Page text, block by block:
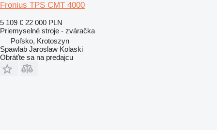
Fronius TPS CMT 4000
5 109 € 22 000 PLN
Priemyselné stroje - zváračka
Poľsko, Krotoszyn
Spawlab Jaroslaw Kolaski
Obráťte sa na predajcu